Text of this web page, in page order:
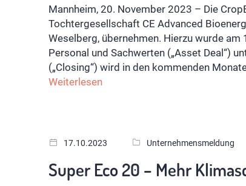
Mannheim, 20. November 2023 – Die
Tochtergesellschaft CE Advanced
Weselberg, übernehmen. Hierzu wurde
Personal und Sachwerten („Asset Deal“)
(„Closing“) wird in den kommenden
Weiterlesen
17.10.2023 Unternehmensmeldung
Super Eco 20 – Mehr